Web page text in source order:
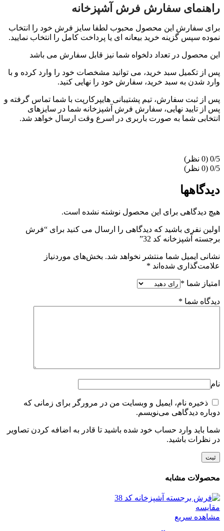
راهنمای سفارش فرش آشپزخانه
برای سفارش این محصول محبوب لطفا سایز فرش خود را انتخاب
نموده سپس گزینه خرید بیعانه ای یا پرداخت کامل را انتخاب نمایید.
این محصول در تعداد دلخواه شما نیز قابل سفارش می باشد
پس از تکمیل سبد خرید، می توانید مشخصات خود را وارد کرده و با
وارد شدن به سبد خرید، سفارش خود را نهایی کنید.
پس از ثبت سفارش، تیم پشتیبانی هایپرکارپت با شما تماس گرفته و
پس از تایید نهایی، سفارش فرش آشپزخانه شما در سایزهای
انتخابی شما به صورت باربری در اسرع وقت ارسال خواهد شد.
‫0/5
‫0/5
دیدگاهها
هیچ دیدگاهی برای این محصول نوشته نشده است.
اولین نفری باشید که دیدگاهی را ارسال می کنید برای “فرش
برجسته آشپزخانه کد 32”
نشانی ایمیل شما منتشر نخواهد شد. بخش‌های موردنیاز
علامت‌گذاری شده‌اند *
امتیاز شما *
دیدگاه شما *
نام
ذخیره نام، ایمیل و وبسایت من در مرورگر برای زمانی که
دوباره دیدگاهی می‌نویسم.
شما باید وارد حساب خود شده باشید تا قادر به اضافه کردن تصاویر
در نظرات باشید.
محصولات مشابه
مقایسه
مشاهده سریع